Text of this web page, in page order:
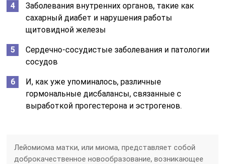
Заболевания внутренних органов, такие как
сахарный диабет и нарушения работы
щитовидной железы
Сердечно-сосудистые заболевания и патологии
сосудов
И, как уже упоминалось, различные
гормональные дисбалансы, связанные с
выработкой прогестерона и эстрогенов.
Лейомиома матки, или миома, представляет собой
доброкачественное новообразование, возникающее